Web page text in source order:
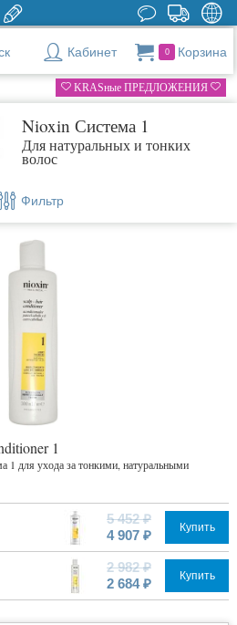
Кабинет 0 Корзина
KRASные ПРЕДЛОЖЕНИЯ
Nioxin Система 1
Для натуральных и тонких
волос
Фильтр
1
для ухода за тонкими, натуральными
5 452 ₽
4 907 ₽
Купить
2 982 ₽
2 684 ₽
Купить